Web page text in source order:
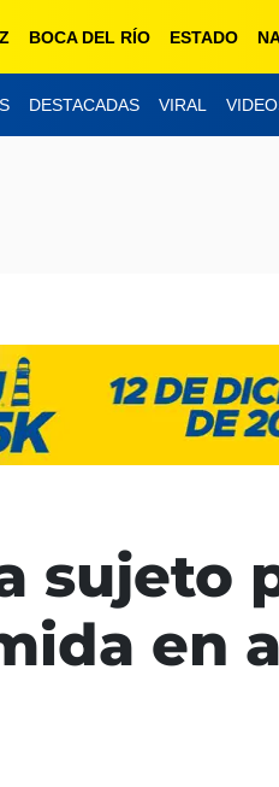
BOCA DEL RÍO ESTADO
DESTACADAS VIRAL
sujeto
en